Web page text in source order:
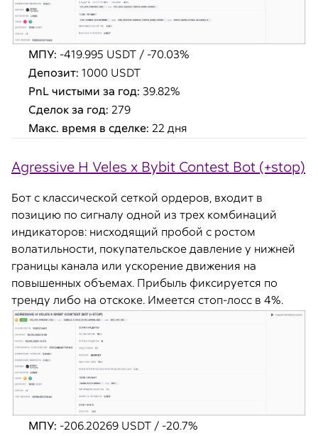
МПУ: -419.995 USDT / -70.03%
Депозит: 1000 USDT
PnL чистыми за год: 39.82%
Сделок за год: 279
Макс. время в сделке: 22 дня
Agressive H Veles x Bybit Contest Bot (+stop)
Бот с классической сеткой ордеров, входит в
позицию по сигналу одной из трех комбинаций
индикаторов: нисходящий пробой с ростом
волатильности, покупательское давление у нижней
границы канала или ускорение движения на
повышенных объемах. Прибыль фиксируется по
тренду либо на отскоке. Имеется стоп-лосс в 4%.
МПУ: -206.20269 USDT / -20.7%